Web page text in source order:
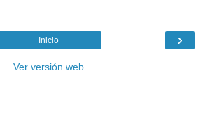
›
Inicio
Ver versión web